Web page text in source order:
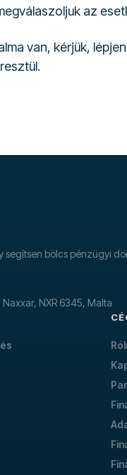
az
van, kérjük,
bölcs pénzügyi
NXR 6345, Malta